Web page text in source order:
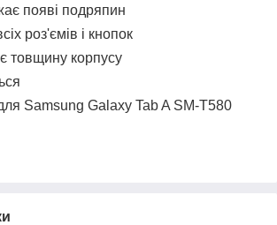
появі подряпин
роз'ємів і кнопок
товщину корпусу
Samsung Galaxy Tab A SM-T580